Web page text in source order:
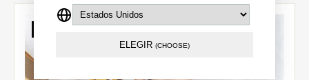
ELEGIR (CHOOSE)